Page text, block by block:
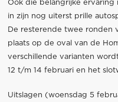
Ook die belangrijke
in zijn nog uiterst prille
De resterende twee ronden
plaats op de oval van de
verschillende varianten
12 t/m 14 februari en het
Uitslagen (woensdag 5